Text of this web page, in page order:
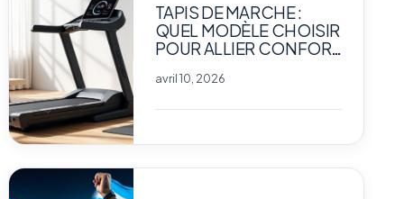
TAPIS DE MARCHE :
QUEL MODÈLE CHOISIR
POUR ALLIER CONFORT
CHEZ SOI ?
avril 10, 2026